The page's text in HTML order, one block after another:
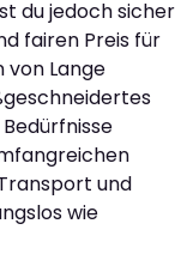
du jedoch sicher
fairen Preis für
von Lange
und
wie